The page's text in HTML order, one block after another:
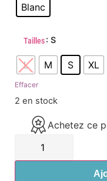
Blanc
Tailles: S
L M S XL
Effacer
2 en stock
Achetez ce